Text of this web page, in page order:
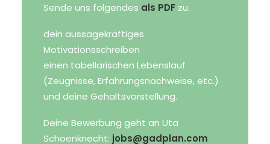
Sende uns folgendes als PDF zu:
dein aussagekräftiges
Motivationsschreiben
einen tabellarischen Lebenslauf
(Zeugnisse, Erfahrungsnachweise, etc.)
und deine Gehaltsvorstellung.
Deine Bewerbung geht an Uta
Schoenknecht: jobs@gadplan.com